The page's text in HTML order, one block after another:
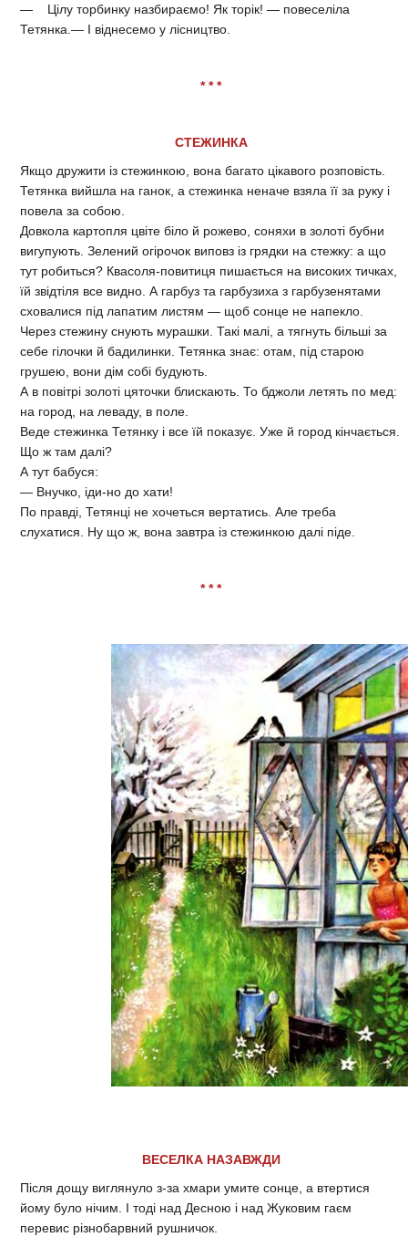
— Цілу торбинку назбираємо! Як торік! — повеселіла
Тетянка.— І віднесемо у лісництво.
* * *
СТЕЖИНКА
Якщо дружити із стежинкою, вона багато цікавого розповість.
Тетянка вийшла на ганок, а стежинка неначе взяла її за руку і
повела за собою.
Довкола картопля цвіте біло й рожево, соняхи в золоті бубни
вигупують. Зелений огірочок виповз із грядки на стежку: а що
тут робиться? Квасоля-повитиця пишається на високих тичках,
їй звідтіля все видно. А гарбуз та гарбузиха з гарбузенятами
сховалися під лапатим листям — щоб сонце не напекло.
Через стежину снують мурашки. Такі малі, а тягнуть більші за
себе гілочки й бадилинки. Тетянка знає: отам, під старою
грушею, вони дім собі будують.
А в повітрі золоті цяточки блискають. То бджоли летять по мед:
на город, на леваду, в поле.
Веде стежинка Тетянку і все їй показує. Уже й город кінчається.
Що ж там далі?
А тут бабуся:
— Внучко, іди-но до хати!
По правді, Тетянці не хочеться вертатись. Але треба
слухатися. Ну що ж, вона завтра із стежинкою далі піде.
* * *
ВЕСЕЛКА НАЗАВЖДИ
Після дощу виглянуло з-за хмари умите сонце, а втертися
йому було нічим. І тоді над Десною і над Жуковим гаєм
перевис різнобарвний рушничок.